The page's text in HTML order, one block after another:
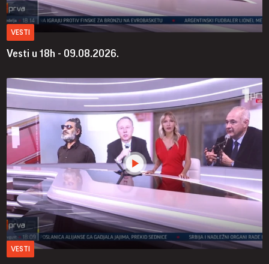
VESTI
Vesti u 18h - 09.08.2026.
VESTI